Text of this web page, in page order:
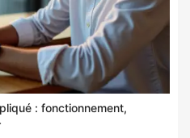
: fonctionnement,